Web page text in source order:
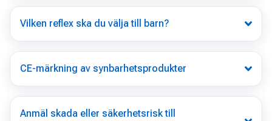
Vilken reflex ska du välja till barn?
CE-märkning av synbarhetsprodukter
Anmäl skada eller säkerhetsrisk till